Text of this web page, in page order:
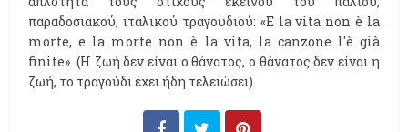
παραδοσιακού, ιταλικού τραγουδιού: «E la vita non è la
morte, e la morte non è la vita, la canzone l'è già
finite». (Η ζωή δεν είναι ο θάνατος, ο θάνατος δεν είναι η
ζωή, το τραγούδι έχει ήδη τελειώσει).